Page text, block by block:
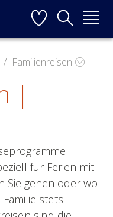
Familienreisen
|
für Ferien mit
Sie gehen oder wo
stets